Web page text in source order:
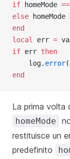
if homeMode ==
else homeMode
end
local
err =
if err then
    log.
error
end
La prima volta
homeMode
restituisce un
predefinito